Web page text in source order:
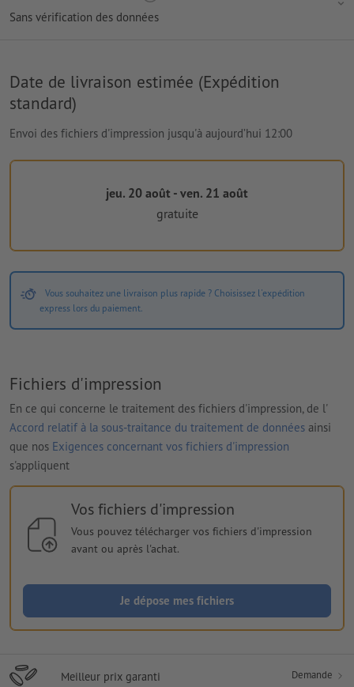
Sans vérification des données
Date de livraison estimée (Expédition
standard)
Envoi des fichiers d'impression jusqu'à aujourd’hui 12:00
jeu. 20 août - ven. 21 août
gratuite
Vous souhaitez une livraison plus rapide ? Choisissez l'expédition
express lors du paiement.
Fichiers d'impression
En ce qui concerne le traitement des fichiers d'impression, de l'
Accord relatif à la sous-traitance du traitement de données ainsi
que nos Exigences concernant vos fichiers d'impression
s'appliquent
Vos fichiers d'impression
Vous pouvez télécharger vos fichiers d'impression
avant ou après l'achat.
Je dépose mes fichiers
Meilleur prix garanti Demande